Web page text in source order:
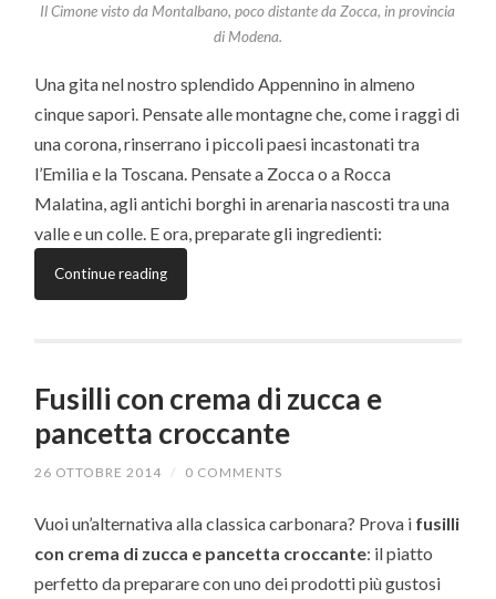
Il Cimone visto da Montalbano, poco distante da Zocca, in provincia
di Modena.
Una gita nel nostro splendido Appennino in almeno
cinque sapori. Pensate alle montagne che, come i raggi di
una corona, rinserrano i piccoli paesi incastonati tra
l’Emilia e la Toscana. Pensate a Zocca o a Rocca
Malatina, agli antichi borghi in arenaria nascosti tra una
valle e un colle. E ora, preparate gli ingredienti:
Continue reading
Fusilli con crema di zucca e
pancetta croccante
26 OTTOBRE 2014 / 0 COMMENTS
Vuoi un’alternativa alla classica carbonara? Prova i fusilli
con crema di zucca e pancetta croccante: il piatto
perfetto da preparare con uno dei prodotti più gustosi